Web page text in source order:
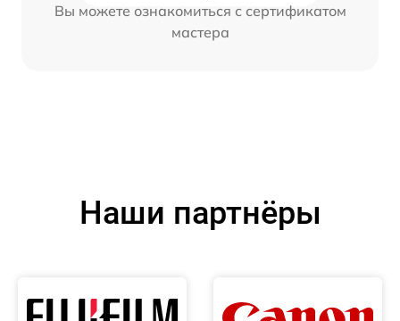
Вы можете ознакомиться с сертификатом
мастера
Наши партнёры